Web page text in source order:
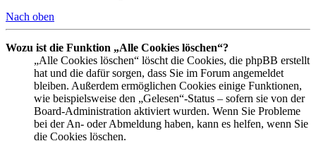
Nach oben
Wozu ist die Funktion „Alle Cookies löschen“?
„Alle Cookies löschen“ löscht die Cookies, die phpBB erstellt
hat und die dafür sorgen, dass Sie im Forum angemeldet
bleiben. Außerdem ermöglichen Cookies einige Funktionen,
wie beispielsweise den „Gelesen“-Status – sofern sie von der
Board-Administration aktiviert wurden. Wenn Sie Probleme
bei der An- oder Abmeldung haben, kann es helfen, wenn Sie
die Cookies löschen.